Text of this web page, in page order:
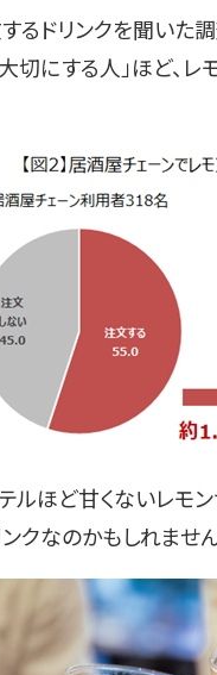
るドリンクを聞い
切にする人」ほど、
ルほど甘くないレ
ンクなのかもしれません